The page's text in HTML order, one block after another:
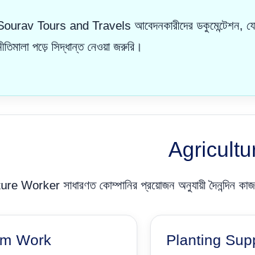
Tours and Travels আবেদনকারীদের ডকুমেন্টেশন,
পড়ে সিদ্ধান্ত নেওয়া জরুরি।
Worker সাধারণত কোম্পানির প্রয়োজন অনুযায়ী
Work Planting